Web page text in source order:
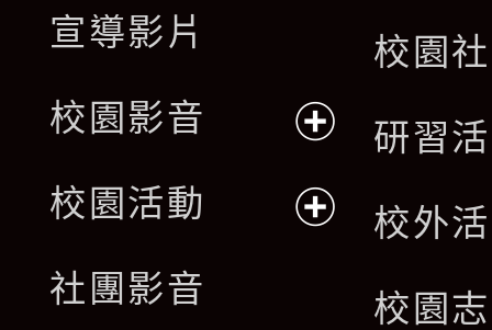
宣導影片
校園影音
開
校園活動
社團影音
校園
研習
校外
校園